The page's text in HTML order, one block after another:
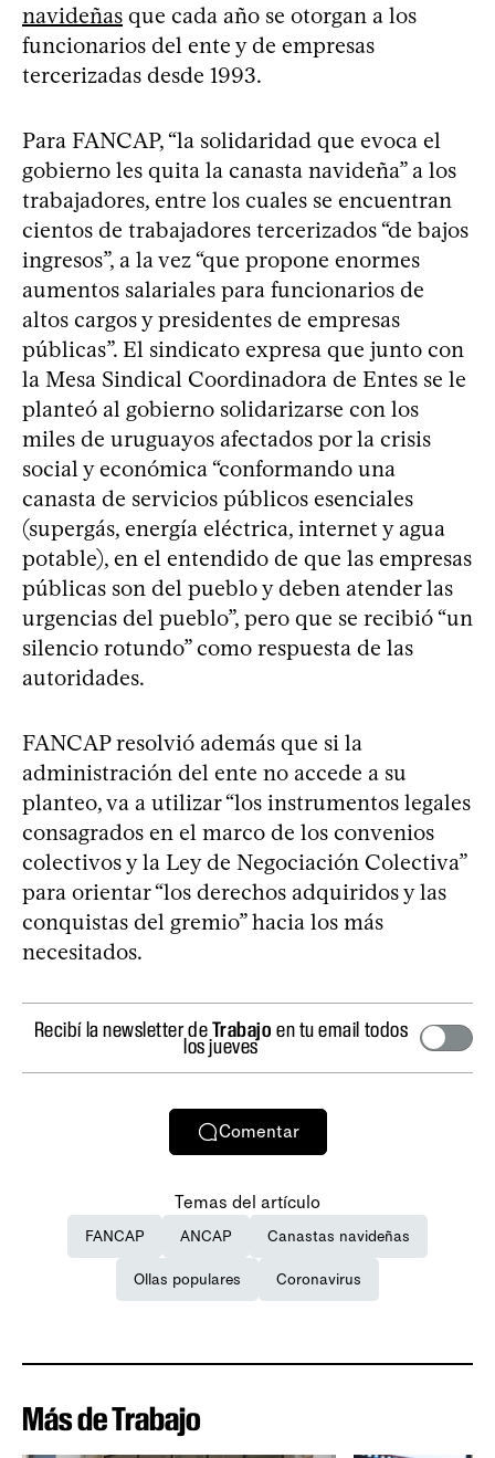
navideñas que cada año se otorgan a los
funcionarios del ente y de empresas
tercerizadas desde 1993.
Para FANCAP, “la solidaridad que evoca el
gobierno les quita la canasta navideña” a los
trabajadores, entre los cuales se encuentran
cientos de trabajadores tercerizados “de bajos
ingresos”, a la vez “que propone enormes
aumentos salariales para funcionarios de
altos cargos y presidentes de empresas
públicas”. El sindicato expresa que junto con
la Mesa Sindical Coordinadora de Entes se le
planteó al gobierno solidarizarse con los
miles de uruguayos afectados por la crisis
social y económica “conformando una
canasta de servicios públicos esenciales
(supergás, energía eléctrica, internet y agua
potable), en el entendido de que las empresas
públicas son del pueblo y deben atender las
urgencias del pueblo”, pero que se recibió “un
silencio rotundo” como respuesta de las
autoridades.
FANCAP resolvió además que si la
administración del ente no accede a su
planteo, va a utilizar “los instrumentos legales
consagrados en el marco de los convenios
colectivos y la Ley de Negociación Colectiva”
para orientar “los derechos adquiridos y las
conquistas del gremio” hacia los más
necesitados.
Recibí la newsletter deTrabajo en tu email todos
los jueves
Comentar
Temas del artículo
FANCAP ANCAP Canastas navideñas
Ollas populares Coronavirus
Más de Trabajo